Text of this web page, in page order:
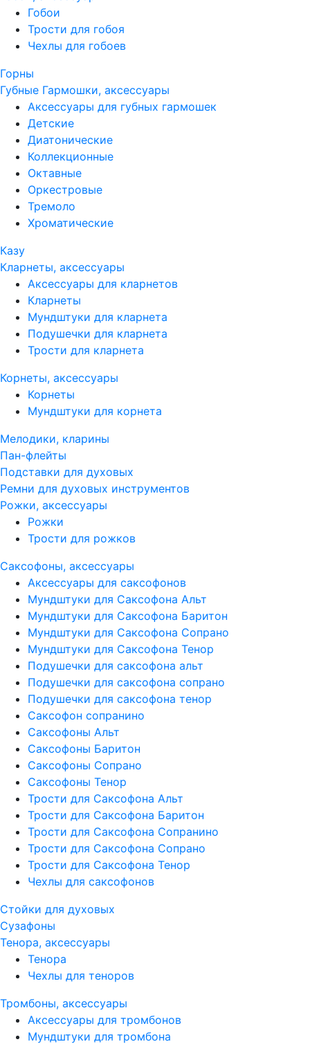
Гобои
Трости для гобоя
Чехлы для гобоев
Горны
Губные Гармошки, аксессуары
Аксессуары для губных гармошек
Детские
Диатонические
Коллекционные
Октавные
Оркестровые
Тремоло
Хроматические
Казу
Кларнеты, аксессуары
Аксессуары для кларнетов
Кларнеты
Мундштуки для кларнета
Подушечки для кларнета
Трости для кларнета
Корнеты, аксессуары
Корнеты
Мундштуки для корнета
Мелодики, кларины
Пан-флейты
Подставки для духовых
Ремни для духовых инструментов
Рожки, аксессуары
Рожки
Трости для рожков
Саксофоны, аксессуары
Аксессуары для саксофонов
Мундштуки для Саксофона Альт
Мундштуки для Саксофона Баритон
Мундштуки для Саксофона Сопрано
Мундштуки для Саксофона Тенор
Подушечки для саксофона альт
Подушечки для саксофона сопрано
Подушечки для саксофона тенор
Саксофон сопранино
Саксофоны Альт
Саксофоны Баритон
Саксофоны Сопрано
Саксофоны Тенор
Трости для Саксофона Альт
Трости для Саксофона Баритон
Трости для Саксофона Сопранино
Трости для Саксофона Сопрано
Трости для Саксофона Тенор
Чехлы для саксофонов
Стойки для духовых
Сузафоны
Тенора, аксессуары
Тенора
Чехлы для теноров
Тромбоны, аксессуары
Аксессуары для тромбонов
Мундштуки для тромбона